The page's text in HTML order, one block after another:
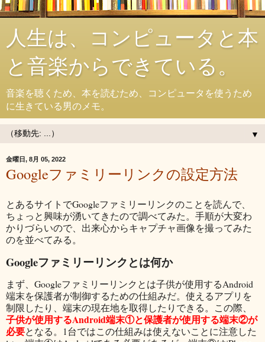
人生は、コンピュータと本
と音楽からできている。
音楽を聴くため、本を読むため、コンピュータを使うため
に生きている男のメモ。
▼
金曜日, 8月 05, 2022
Googleファミリーリンクの設定方法
とあるサイトでGoogleファミリーリンクのことを読んで、
ちょっと興味が湧いてきたので調べてみた。手順が大変わ
かりづらいので、出来心からキャプチャ画像を撮ってみた
のを並べてみる。
Googleファミリーリンクとは何か
まず、Googleファミリーリンクとは子供が使用するAndroid
端末を保護者が制御するための仕組みだ。使えるアプリを
制限したり、端末の現在地を取得したりできる。この際、
子供が使用するAndroid端末①と保護者が使用する端末②が
必要となる。1台ではこの仕組みは使えないことに注意した